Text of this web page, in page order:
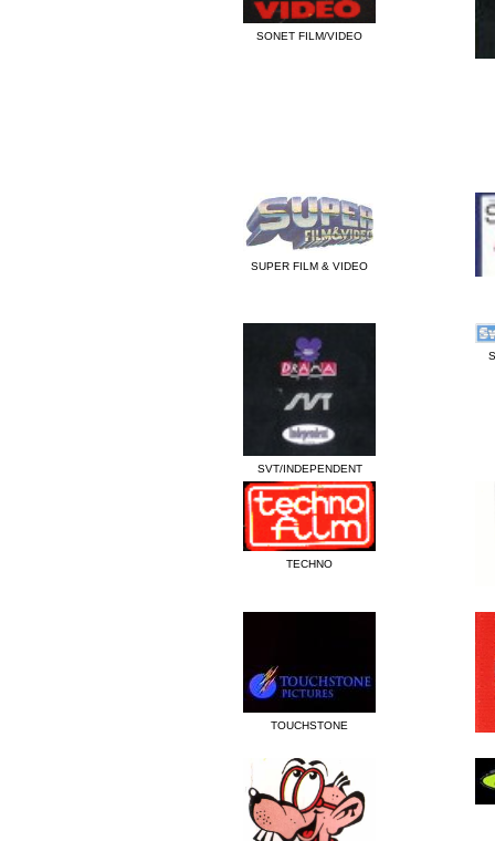
SONET FILM/VIDEO
SUPER FILM & VIDEO
SVT/INDEPENDENT
TECHNO
TOUCHSTONE